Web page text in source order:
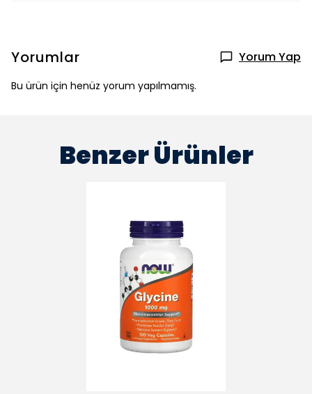
Yorumlar Yorum Yap
Bu ürün için henüz yorum yapılmamış.
Benzer Ürünler